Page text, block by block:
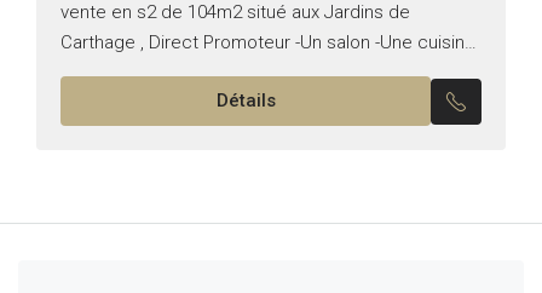
vente en s2 de 104m2 situé aux Jardins de
Carthage , Direct Promoteur -Un salon -Une cuisine
équipée -Une suite parentale -Une chambre...
Détails